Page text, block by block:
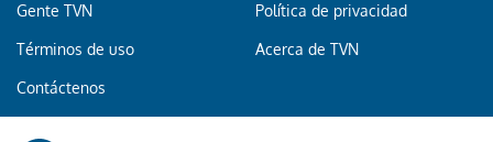
Gracias por suscribirte a nuestro boletín.
Gente TVN Política de privacidad
Términos de uso Acerca de TVN
Contáctenos